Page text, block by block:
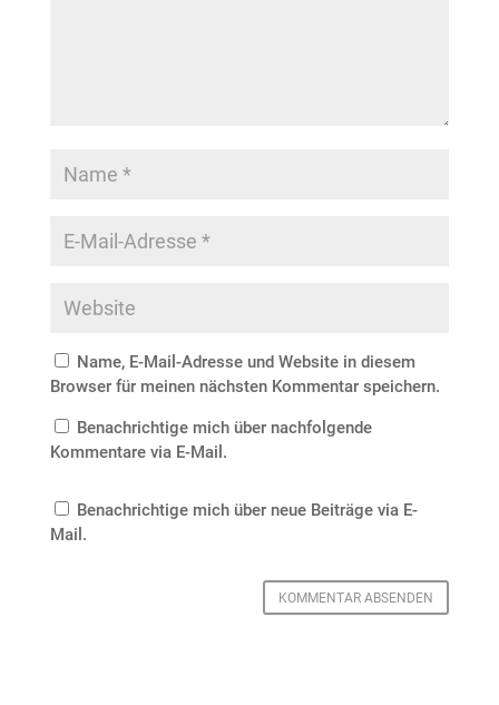
Name, E-Mail-Adresse und Website in diesem
Browser für meinen nächsten Kommentar speichern.
Benachrichtige mich über nachfolgende
Kommentare via E-Mail.
Benachrichtige mich über neue Beiträge via E-
Mail.